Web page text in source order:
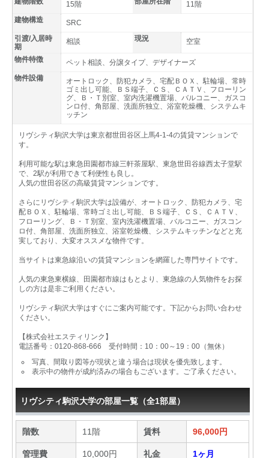
15階
11階
建物構造
SRC
引渡/入居時
期
相談 現況 空室
物件特徴
ペット相談、分譲タイプ、デザイナーズ
物件設備
オートロック、防犯カメラ、宅配ＢＯＸ、駐輪場、常時
ゴミ出し可能、ＢＳ端子、ＣＳ、ＣＡＴＶ、フローリン
グ、Ｂ・Ｔ別室、室内洗濯機置場、バルコニー、ガスコ
ンロ付、角部屋、洗面所独立、浴室乾燥機、システムキ
ッチン
リヴシティ駒沢大学は東京都世田谷区上馬4-1-4の賃貸マンションで
す。
利用可能な駅は東急田園都市線三軒茶屋駅、東急世田谷線西太子堂駅
で、2駅が利用できて利便性も良し。
人気の世田谷区の高級賃貸マンションです。
さらにリヴシティ駒沢大学は設備が、オートロック、防犯カメラ、宅
配ＢＯＸ、駐輪場、常時ゴミ出し可能、ＢＳ端子、ＣＳ、ＣＡＴＶ、
フローリング、Ｂ・Ｔ別室、室内洗濯機置場、バルコニー、ガスコン
ロ付、角部屋、洗面所独立、浴室乾燥機、システムキッチンなどと充
実しており、大変オススメな物件です。
当サイトは東急線沿いの賃貸マンションを網羅した専門サイトです。
人気の東急東横線、田園都市線はもとより、東急線の人気物件をお探
しの方は是非ご利用ください。
リヴシティ駒沢大学はすぐにご案内可能です。下記からお問い合わせ
ください。
【株式会社エスティリンク】
電話番号：0120-868-666 受付時間：10：00～19：00（無休）
写真、間取り図等が現状と違う場合は現状を優先致します。
表示中の物件が成約済みの場合もございます。ご了承ください。
リヴシティ駒沢大学の部屋一覧（全1部屋）
階数 11階 賃料 96,000円
管理費 10,000円 礼金 1ヶ月